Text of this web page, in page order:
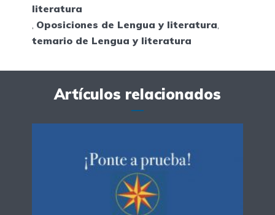
literatura
, Oposiciones de Lengua y literatura,
temario de Lengua y literatura
Artículos relacionados